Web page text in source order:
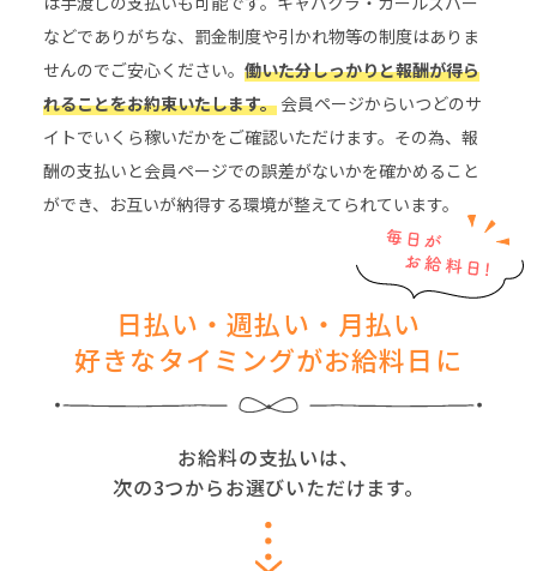
などでありがちな、罰金制度や引かれ物等の制度はありま
せんのでご安心ください。働いた分しっかりと報酬が得ら
れることをお約束いたします。 会員ページからいつどのサ
イトでいくら稼いだかをご確認いただけます。その為、報
酬の支払いと会員ページでの誤差がないかを確かめること
ができ、お互いが納得する環境が整えてられています。
日払い・週払い・月払い
好きなタイミングがお給料日に
お給料の支払いは、
次の3つからお選びいただけます。